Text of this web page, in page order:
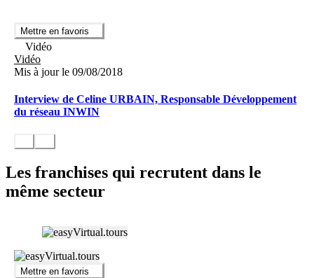
Mettre en favoris
Vidéo
Vidéo
Mis à jour le 09/08/2018
Interview de Celine URBAIN, Responsable Développement
du réseau INWIN
Les franchises qui recrutent dans le
même secteur
Mettre en favoris